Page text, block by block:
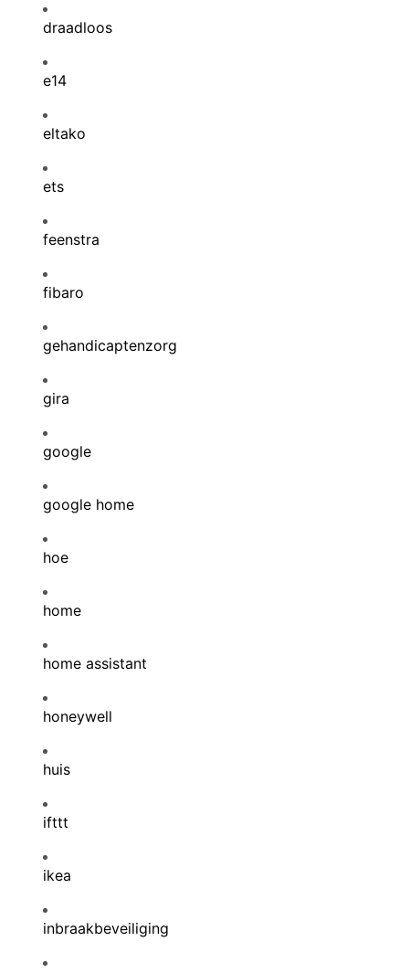
draadloos
e14
eltako
ets
feenstra
fibaro
gehandicaptenzorg
gira
google
google home
hoe
home
home assistant
honeywell
huis
ifttt
ikea
inbraakbeveiliging